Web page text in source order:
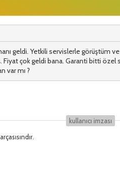
geldi. Yetkili servislerle
Fiyat çok geldi bana. Garanti bitti
var mı ?
kullanıcı i̇mzası